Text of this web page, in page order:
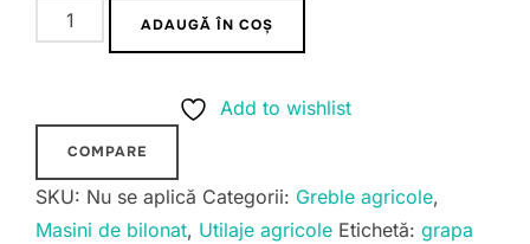
12.000,00 lei
Cantitate
Grapa
5m,
6m
ADAUGĂ ÎN COȘ
Add to wishlist
COMPARE
SKU: Nu se aplică Categorii: Greble agricole,
Masini de bilonat, Utilaje agricole Etichetă: grapa